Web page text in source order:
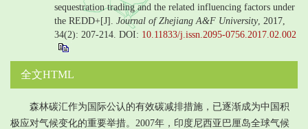
sequestration trading and the related influencing factors under
the REDD+[J]. Journal of Zhejiang A&F University, 2017,
34(2): 207-214. DOI: 10.11833/j.issn.2095-0756.2017.02.002
全文HTML
森林碳汇作为国际公认的有效碳减排措施，已逐渐成为中国积
极应对气候变化的重要举措。2007年，印度尼西亚巴厘岛全球气候